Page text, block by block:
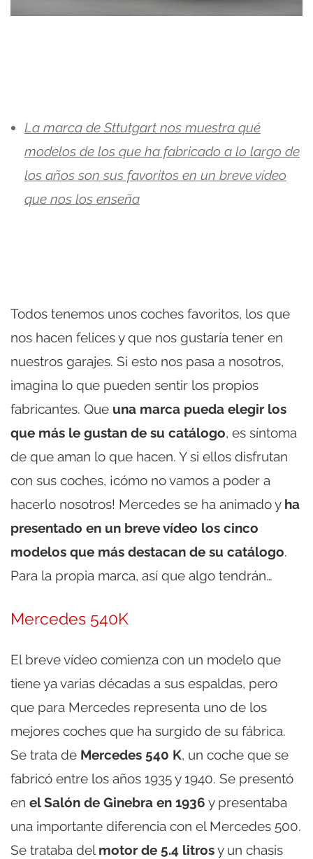
La marca de Sttutgart nos muestra qué
modelos de los que ha fabricado a lo largo de
los años son sus favoritos en un breve vídeo
que nos los enseña
Todos tenemos unos coches favoritos, los que
nos hacen felices y que nos gustaría tener en
nuestros garajes. Si esto nos pasa a nosotros,
imagina lo que pueden sentir los propios
fabricantes. Que una marca pueda elegir los
que más le gustan de su catálogo, es síntoma
de que aman lo que hacen. Y si ellos disfrutan
con sus coches, ¡cómo no vamos a poder a
hacerlo nosotros! Mercedes se ha animado y ha
presentado en un breve vídeo los cinco
modelos que más destacan de su catálogo.
Para la propia marca, así que algo tendrán…
Mercedes 540K
El breve vídeo comienza con un modelo que
tiene ya varias décadas a sus espaldas, pero
que para Mercedes representa uno de los
mejores coches que ha surgido de su fábrica.
Se trata de Mercedes 540 K, un coche que se
fabricó entre los años 1935 y 1940. Se presentó
en el Salón de Ginebra en 1936 y presentaba
una importante diferencia con el Mercedes 500.
Se trataba del motor de 5.4 litrosy un chasis